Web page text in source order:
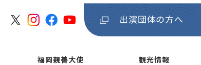
出演団体の方へ
福岡親善大使 観光情報